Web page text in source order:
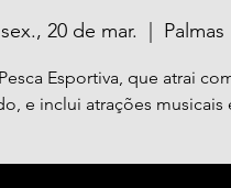
sex., 20 de mar. Palmas
Esportiva, que atrai
e inclui atrações musicais